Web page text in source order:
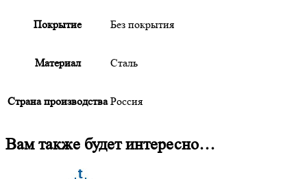
Покрытие Без покрытия
Материал Сталь
Страна производства Россия
Вам также будет интересно…